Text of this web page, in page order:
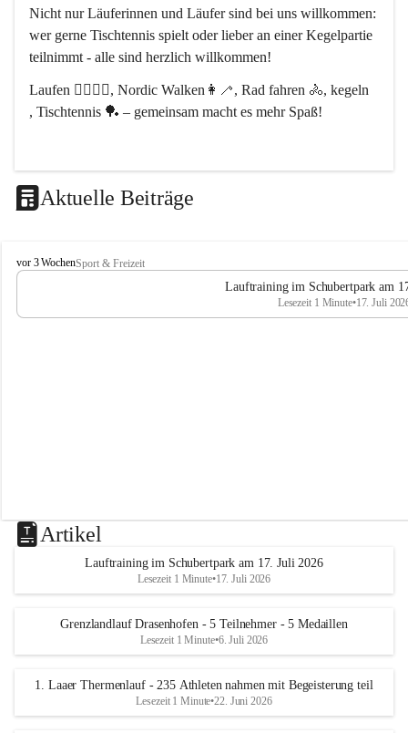
Nicht nur Läuferinnen und Läufer sind bei uns willkommen:
wer gerne Tischtennis spielt oder lieber an einer Kegelpartie
teilnimmt - alle sind herzlich willkommen!
Laufen 🏃‍♂️🏃‍♀️, Nordic Walken👩‍🦯, Rad fahren 🚴, kegeln
, Tischtennis 🏓 – gemeinsam macht es mehr Spaß!
Aktuelle Beiträge
L
V
a
vor 3 WochenSport & Freizeit
Lauftraining im Schubertpark am
Lesezeit 1 Minute•17. Juli
Artikel
Lauftraining im Schubertpark am 17. Juli 2026
Lesezeit 1 Minute•17. Juli 2026
Grenzlandlauf Drasenhofen - 5 Teilnehmer - 5 Medaillen
Lesezeit 1 Minute•6. Juli 2026
1. Laaer Thermenlauf - 235 Athleten nahmen mit Begeisterung teil
Lesezeit 1 Minute•22. Juni 2026